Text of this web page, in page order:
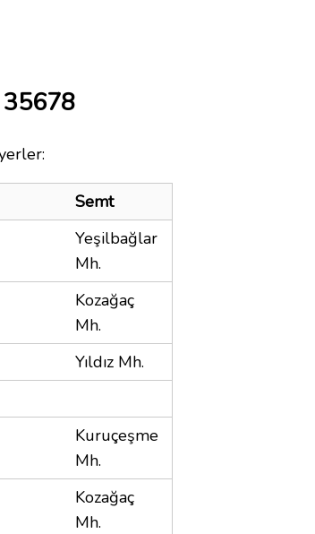
35678
Semt
Yeşilbağlar
Mh.
Kozağaç
Mh.
Yıldız Mh.
Kuruçeşme
Mh.
Kozağaç
Mh.